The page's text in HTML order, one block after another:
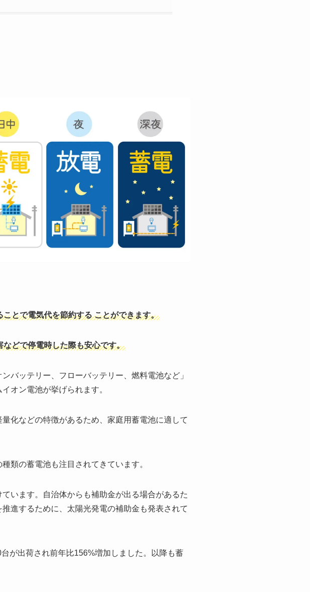
ことで電気代を節約する ことができます。
どで停電時した際も安心です。
バッテリー、フローバッテリー、燃料電池など」
オン電池が挙げられます。
化などの特徴があるため、家庭用蓄電池に適して
類の蓄電池も注目されてきています。
います。自治体からも補助金が出る場合があるた
進するために、太陽光発電の補助金も発表されて
が出荷され前年比156%増加しました。以降も蓄